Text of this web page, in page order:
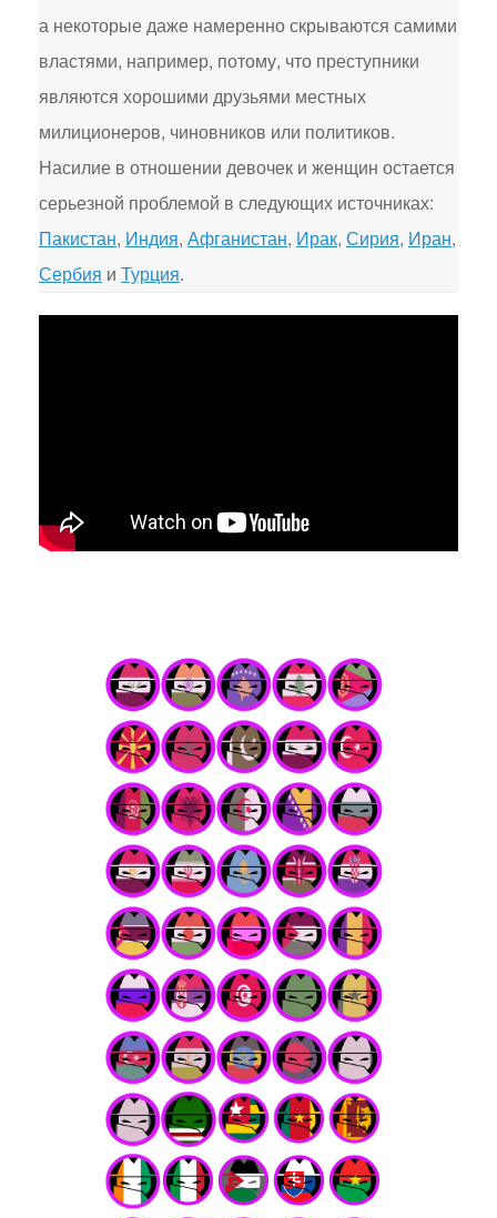
а некоторые даже намеренно скрываются самими
властями, например, потому, что преступники
являются хорошими друзьями местных
милиционеров, чиновников или политиков.
Насилие в отношении девочек и женщин остается
серьезной проблемой в следующих источниках:
Пакистан, Индия, Афганистан, Ирак, Сирия, Иран,
Сербия и Турция.